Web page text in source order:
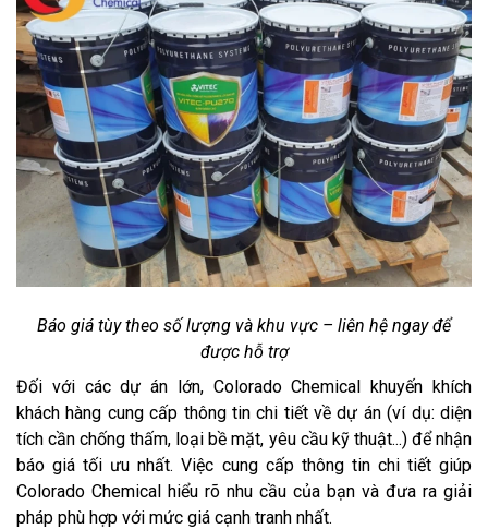
Báo giá tùy theo số lượng và khu vực – liên hệ ngay để
được hỗ trợ
Đối với các dự án lớn, Colorado Chemical khuyến khích
khách hàng cung cấp thông tin chi tiết về dự án (ví dụ: diện
tích cần chống thấm, loại bề mặt, yêu cầu kỹ thuật...) để nhận
báo giá tối ưu nhất. Việc cung cấp thông tin chi tiết giúp
Colorado Chemical hiểu rõ nhu cầu của bạn và đưa ra giải
pháp phù hợp với mức giá cạnh tranh nhất.